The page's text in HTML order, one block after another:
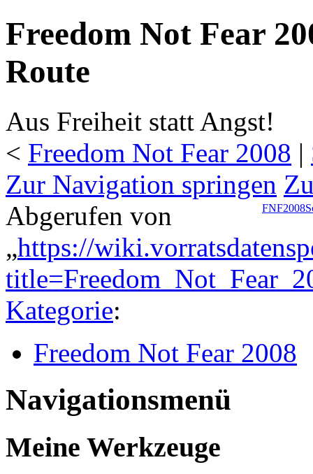
Freedom Not Fear
Route
Aus Freiheit statt Angst!
< Freedom Not Fear 2008 ‎ |
Zur Navigation springen
FNF2008
Abgerufen von
„https://
Kategorie:
Freedom Not Fear 2008
Navigationsmenü
Meine Werkzeuge